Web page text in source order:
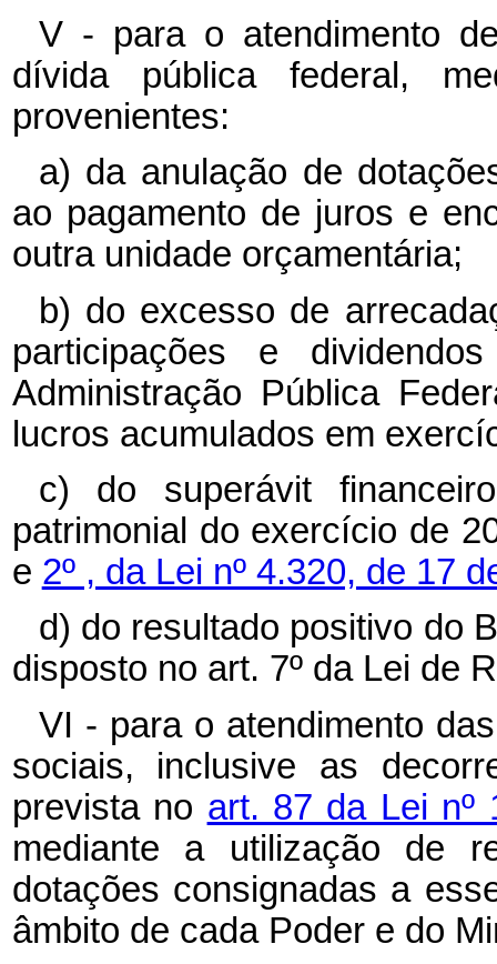
V - para o atendimento
dívida pública federal,
provenientes:
a) da anulação de
ao pagamento de juros e
outra unidade orçamentária;
b) do excesso de
participações e
Administração Pública
lucros acumulados em
c) do superávit
patrimonial do exercício de
e 2º , da Lei nº 4.320, de 17
d) do resultado positivo do
disposto no art. 7º da Lei de
VI - para o atendimento
sociais, inclusive as
prevista no art. 87 da Lei
mediante a utilização de
dotações consignadas a
âmbito de cada Poder e do